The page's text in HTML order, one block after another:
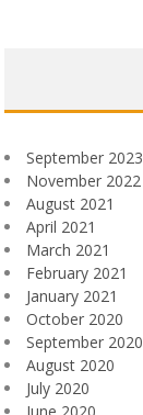
September 2023
November 2022
August 2021
April 2021
March 2021
February 2021
January 2021
October 2020
September 2020
August 2020
July 2020